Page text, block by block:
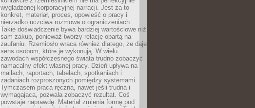
wygładzonej korporacyjnej narracji. Jest za to
konkret, materiał, proces, opowieść o pracy i
nierzadko uczciwa rozmowa o ograniczeniach.
Takie doświadczenie bywa bardziej wartościowe niż
sam zakup, ponieważ tworzy relację opartą na
zaufaniu. Rzemiosło wraca również dlatego, że daje
sens osobom, które je wykonują. W wielu
zawodach współczesnego świata trudno zobaczyć
namacalny efekt własnej pracy. Dzień upływa na
mailach, raportach, tabelach, spotkaniach i
zadaniach rozproszonych pomiędzy systemami.
Tymczasem praca ręczna, nawet jeśli trudna i
wymagająca, pozwala zobaczyć rezultat. Coś
powstaje naprawdę. Materiał zmienia formę pod